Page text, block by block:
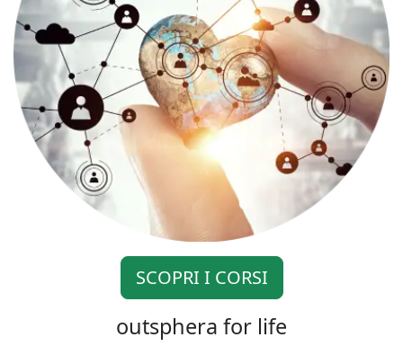
SCOPRI I CORSI
outsphera for life